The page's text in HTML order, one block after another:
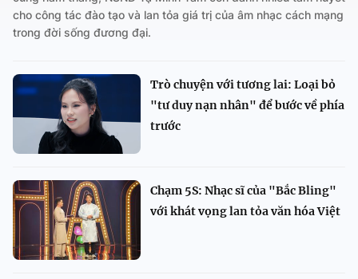
cho công tác đào tạo và lan tỏa giá trị của âm nhạc cách mạng
trong đời sống đương đại.
Trò chuyện với tương lai: Loại bỏ
"tư duy nạn nhân" để bước về phía
trước
Chạm 5S: Nhạc sĩ của "Bắc Bling"
với khát vọng lan tỏa văn hóa Việt